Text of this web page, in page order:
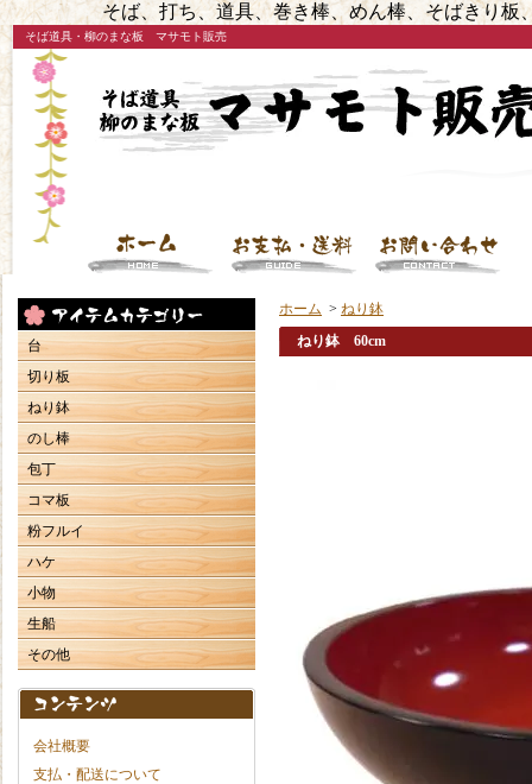
そば、打ち、道具、巻き棒、めん棒、そばきり板
そば道具・柳のまな板 マサモト販売
台
切り板
ねり鉢
のし棒
包丁
コマ板
粉フルイ
ハケ
小物
生船
その他
会社概要
支払・配送について
ホーム > ねり鉢
ねり鉢 60cm